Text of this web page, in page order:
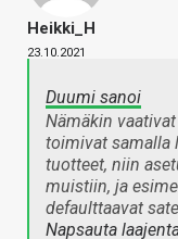
Heikki_H
23.10.2021
Duumi sanoi
Nämäkin
toimivat samalla
tuotteet, niin
muistiin, ja
defaulttaavat
Napsauta